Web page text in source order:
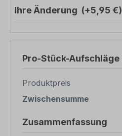
Ihre Änderung (+5,95 €)
Pro-Stück-Aufschläge
Produktpreis
Zwischensumme
Zusammenfassung